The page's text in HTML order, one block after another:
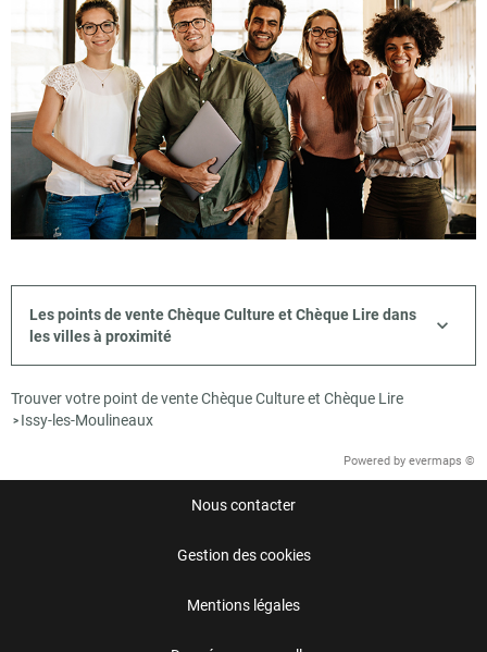
Les points de vente Chèque Culture et Chèque Lire dans
les villes à proximité
Trouver votre point de vente Chèque Culture et Chèque Lire
> Issy-les-Moulineaux
Powered by evermaps ©
Nous contacter
Gestion des cookies
Mentions légales